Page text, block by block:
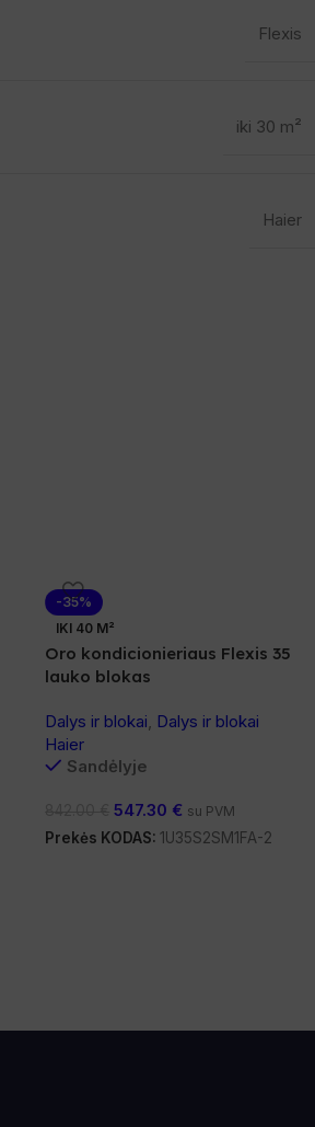
Flexis
iki 30 m²
Haier
-35%
IKI 40 M²
Oro kondicionieriaus Flexis 35
lauko blokas
Dalys ir blokai Dalys ir blokai
Haier
Sandėlyje
547.30 € su PVM
Prekės KODAS:1U35S2SM1FA-2